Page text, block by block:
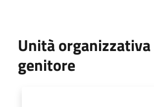
Unità organizzativa
genitore